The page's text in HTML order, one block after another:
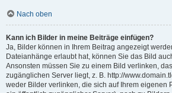
Nach oben
Kann ich Bilder in meine Beiträge einfügen?
Ja, Bilder können in Ihrem Beitrag angezeigt
Dateianhänge erlaubt hat, können Sie das Bild
Ansonsten müssen Sie zu einem Bild verlinken,
zugänglichen Server liegt, z. B. http://
weder Bilder verlinken, die sich auf Ihrem eigenen